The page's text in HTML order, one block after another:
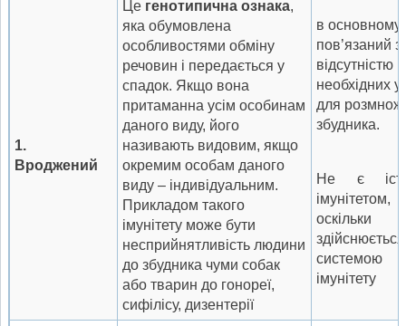
1.
Вроджений
Це генотипична ознака,
яка обумовлена
особливостями обміну
речовин і передається у
спадок. Якщо вона
притаманна усім особинам
даного виду, його
називають видовим, якщо
окремим особам даного
виду – індивідуальним.
Прикладом такого
імунітету може бути
несприйнятливість людини
до збудника чуми собак
або тварин до гонореї,
сифілісу, дизентерії
в основному
пов’язаний з
відсутністю
необхідних
для
збудника.
Не є
імунітетом,
здійснюється
системою
імунітету